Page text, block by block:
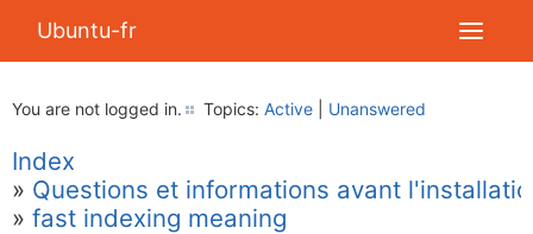
Ubuntu-fr
You are not logged in. Topics: Active Unanswered
Index
» Questions et informations avant
» fast indexing meaning